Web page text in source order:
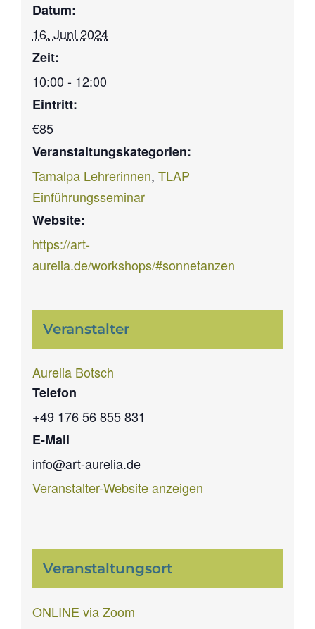
Datum:
16. Juni 2024
Zeit:
10:00 - 12:00
Eintritt:
€85
Veranstaltungskategorien:
Tamalpa Lehrerinnen, TLAP
Einführungsseminar
Website:
https://art-
aurelia.de/workshops/#sonnetanzen
Veranstalter
Aurelia Botsch
Telefon
+49 176 56 855 831
E-Mail
info@art-aurelia.de
Veranstalter-Website anzeigen
Veranstaltungsort
ONLINE via Zoom